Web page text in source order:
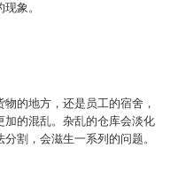
象。
的地方，还是员工的宿舍，
的混乱。杂乱的仓库会淡化
割，会滋生一系列的问题。